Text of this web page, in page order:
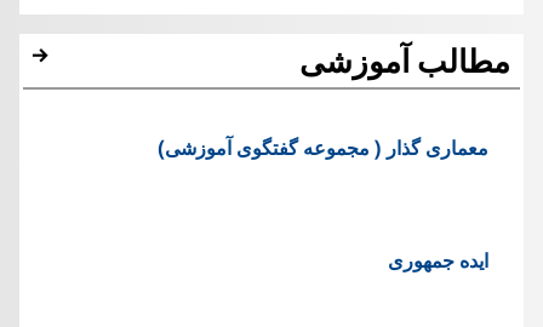
مطالب آموزشی
معماری گذار ( مجموعه گفتگوی آموزشی)
ایده جمهوری